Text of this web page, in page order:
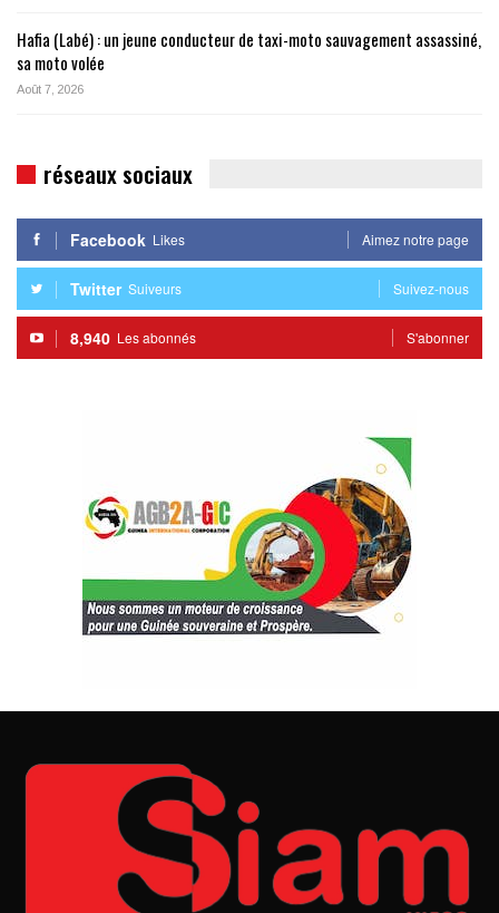
Hafia (Labé) : un jeune conducteur de taxi-moto sauvagement assassiné,
sa moto volée
Août 7, 2026
réseaux sociaux
Facebook Likes Aimez notre page
Twitter Suiveurs Suivez-nous
8,940 Les abonnés S'abonner